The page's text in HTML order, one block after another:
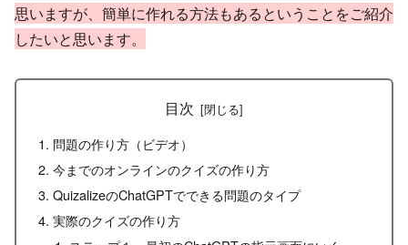
思いますが、簡単に作れる方法もあるということをご紹介
したいと思います。
目次
問題の作り方（ビデオ）
今までのオンラインのクイズの作り方
QuizalizeのChatGPTでできる問題のタイプ
実際のクイズの作り方